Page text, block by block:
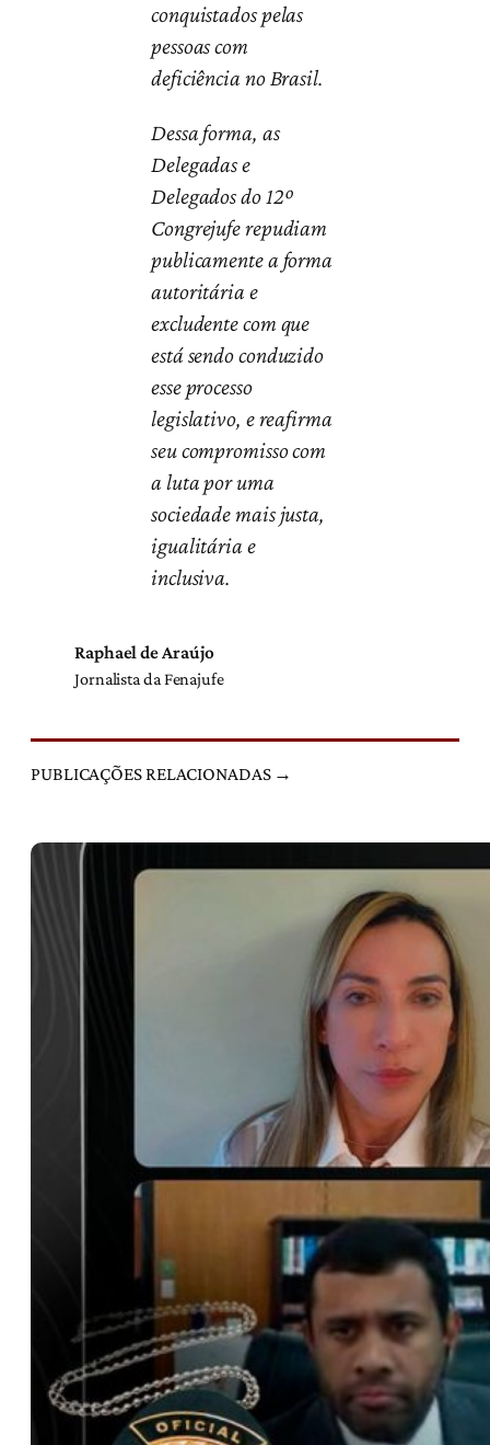
conquistados pelas
pessoas com
deficiência no Brasil.
Dessa forma, as
Delegadas e
Delegados do 12º
Congrejufe repudiam
publicamente a forma
autoritária e
excludente com que
está sendo conduzido
esse processo
legislativo, e reafirma
seu compromisso com
a luta por uma
sociedade mais justa,
igualitária e
inclusiva.
Raphael de Araújo
Jornalista da Fenajufe
PUBLICAÇÕES RELACIONADAS →